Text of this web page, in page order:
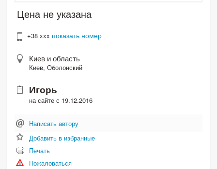
Цена не указана
+38 xxx показать номер
Киев и область
Киев, Оболонский
Игорь
на сайте с 19.12.2016
Написать автору
Добавить в избранные
Печать
Пожаловаться